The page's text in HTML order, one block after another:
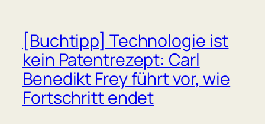
[Buchtipp] Technologie ist
kein Patentrezept: Carl
Benedikt Frey führt vor, wie
Fortschritt endet